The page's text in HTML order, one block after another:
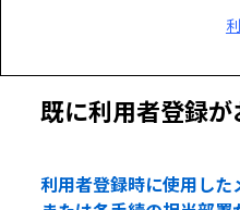
既に利用者登録
利用者登録時に使用した